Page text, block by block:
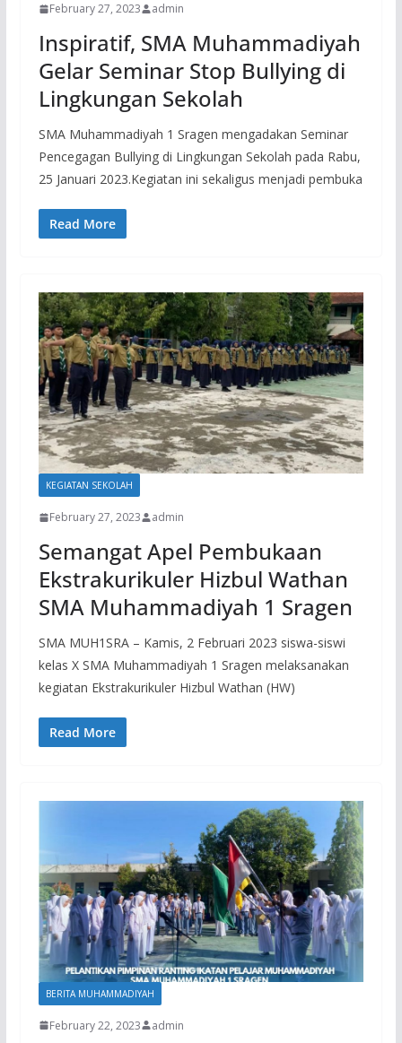
February 27, 2023 admin
Inspiratif, SMA Muhammadiyah
Gelar Seminar Stop Bullying di
Lingkungan Sekolah
SMA Muhammadiyah 1 Sragen mengadakan Seminar
Pencegagan Bullying di Lingkungan Sekolah pada Rabu,
25 Januari 2023.Kegiatan ini sekaligus menjadi pembuka
Read More
KEGIATAN SEKOLAH
February 27, 2023 admin
Semangat Apel Pembukaan
Ekstrakurikuler Hizbul Wathan
SMA Muhammadiyah 1 Sragen
SMA MUH1SRA – Kamis, 2 Februari 2023 siswa-siswi
kelas X SMA Muhammadiyah 1 Sragen melaksanakan
kegiatan Ekstrakurikuler Hizbul Wathan (HW)
Read More
BERITA MUHAMMADIYAH
February 22, 2023 admin